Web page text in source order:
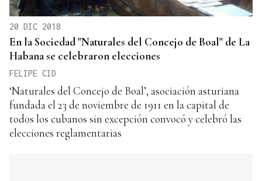
20 DIC 2018
En la Sociedad "Naturales del Concejo de Boal" de La
Habana se celebraron elecciones
FELIPE CID
‘Naturales del Concejo de Boal’, asociación asturiana
fundada el 23 de noviembre de 1911 en la capital de
todos los cubanos sin excepción convocó y celebró las
elecciones reglamentarias